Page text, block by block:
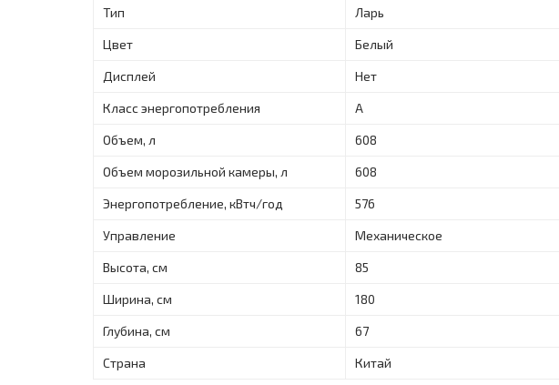
Тип Ларь
Цвет Белый
Дисплей Нет
Класс энергопотребления A
Объем, л 608
Объем морозильной камеры, л 608
Энергопотребление, кВтч/год 576
Управление Механическое
Высота, см 85
Ширина, см 180
Глубина, см 67
Страна Китай